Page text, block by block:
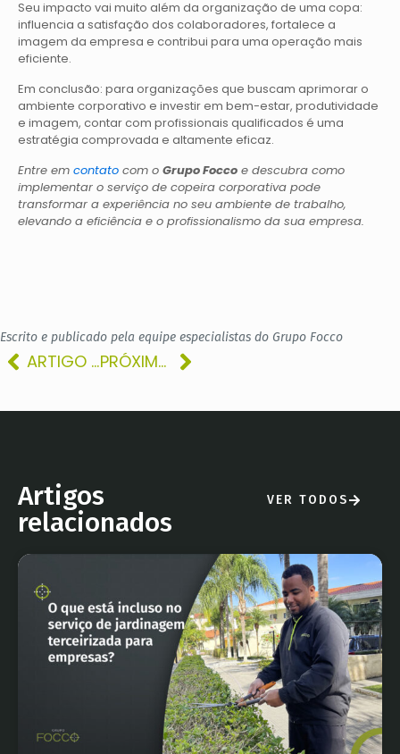
Seu impacto vai muito além da organização de uma copa:
influencia a satisfação dos colaboradores, fortalece a
imagem da empresa e contribui para uma operação mais
eficiente.
Em conclusão: para organizações que buscam aprimorar o
ambiente corporativo e investir em bem-estar, produtividade
e imagem, contar com profissionais qualificados é uma
estratégia comprovada e altamente eficaz.
Entre em contato com o Grupo Focco e descubra como
implementar o serviço de copeira corporativa pode
transformar a experiência no seu ambiente de trabalho,
elevando a eficiência e o profissionalismo da sua empresa.
Escrito e publicado pela equipe especialistas do Grupo Focco
ARTIGO ANTERIOR PRÓXIMO ARTIGO
Artigos
relacionados
VER TODOS